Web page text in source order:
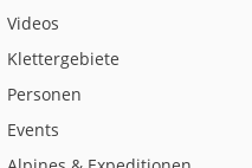
Videos
Klettergebiete
Personen
Events